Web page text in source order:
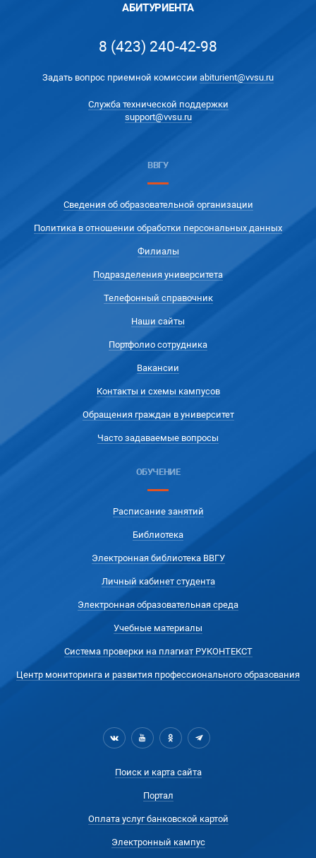
АБИТУРИЕНТА
8 (423) 240-42-98
Задать вопрос приемной комиссии abiturient@vvsu.ru
Служба технической поддержки
support@vvsu.ru
ВВГУ
Сведения об образовательной организации
Политика в отношении обработки персональных данных
Филиалы
Подразделения университета
Телефонный справочник
Наши сайты
Портфолио сотрудника
Вакансии
Контакты и схемы кампусов
Обращения граждан в университет
Часто задаваемые вопросы
ОБУЧЕНИЕ
Расписание занятий
Библиотека
Электронная библиотека ВВГУ
Личный кабинет студента
Электронная образовательная среда
Учебные материалы
Система проверки на плагиат РУКОНТЕКСТ
Центр мониторинга и развития профессионального образования
Поиск и карта сайта
Портал
Оплата услуг банковской картой
Электронный кампус